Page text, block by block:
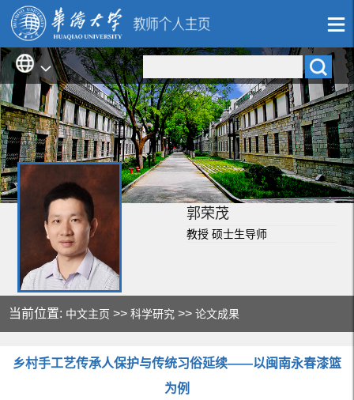
郭荣茂
教授 硕士生导师
当前位置: 中文主页 >>科学研究 >>论文成果
乡村手工艺传承人保护与传统习俗延续——以闽南永春漆篮
为例